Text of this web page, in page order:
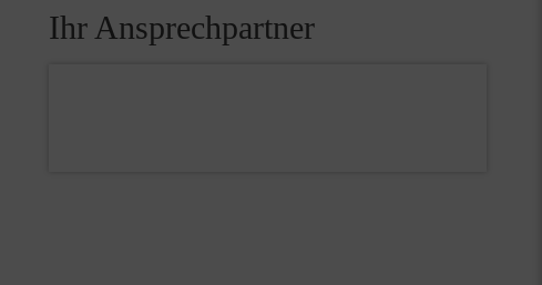
Ihr Ansprechpartner